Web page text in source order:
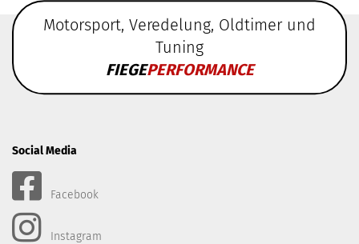
Motorsport, Veredelung, Oldtimer und
Tuning
FIEGEPERFORMANCE
Social Media
Facebook
Instagram